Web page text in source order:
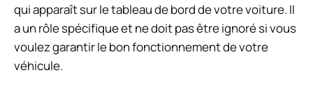
qui apparaît sur le tableau de bord de votre voiture. Il
a un rôle spécifique et ne doit pas être ignoré si vous
voulez garantir le bon fonctionnement de votre
véhicule.